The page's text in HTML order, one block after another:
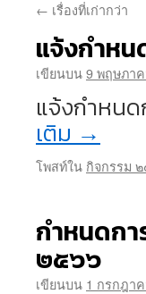
← เรื่องที่เก่ากว่า
แจ้งกำห
เขียนบน9 พฤษภา
แจ้งกำหน
เติม →
โพสท์ใน กิจกรรม
กำหนดกา
๒๕๖๖
เขียนบน 1 กรกฎา